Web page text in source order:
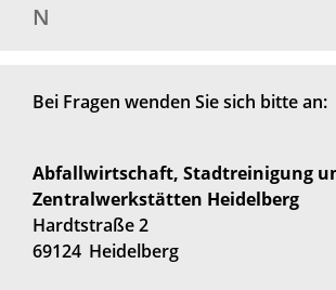
N
Bei Fragen wenden Sie sich bitte an:
Abfallwirtschaft, Stadtreinigung
Zentralwerkstätten Heidelberg
Hardtstraße 2
69124 Heidelberg